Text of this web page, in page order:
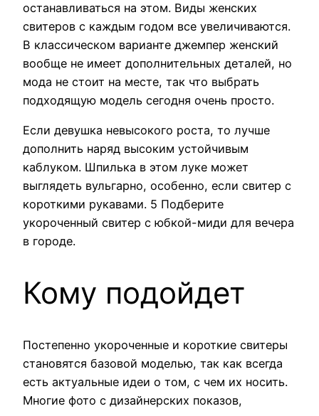
останавливаться на этом. Виды женских
свитеров с каждым годом все увеличиваются.
В классическом варианте джемпер женский
вообще не имеет дополнительных деталей, но
мода не стоит на месте, так что выбрать
подходящую модель сегодня очень просто.
Если девушка невысокого роста, то лучше
дополнить наряд высоким устойчивым
каблуком. Шпилька в этом луке может
выглядеть вульгарно, особенно, если свитер с
короткими рукавами. 5 Подберите
укороченный свитер с юбкой-миди для вечера
в городе.
Кому подойдет
Постепенно укороченные и короткие свитеры
становятся базовой моделью, так как всегда
есть актуальные идеи о том, с чем их носить.
Многие фото с дизайнерских показов,